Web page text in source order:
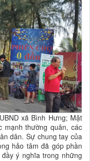
xã Bình Hưng; Mặt
mạnh thường quân, các
dân. Sự chung tay của
hảo tâm đã góp phần
ý nghĩa trong những